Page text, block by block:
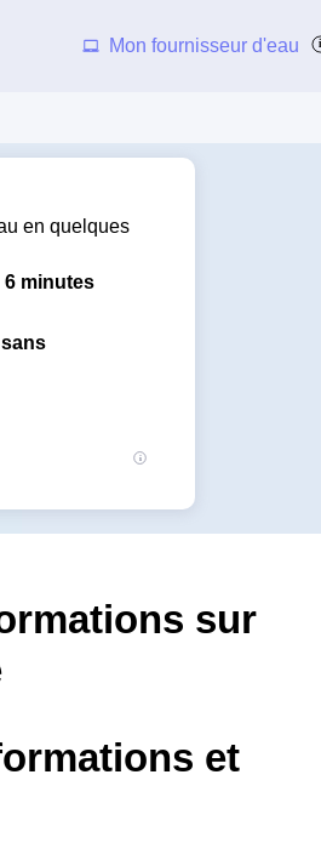
Mon fournisseur d'eau
en quelques
6 minutes
sur
et